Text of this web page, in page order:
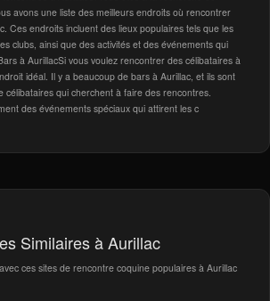
avons une liste des meilleurs endroits où rencontrer
Ces endroits incluent des lieux populaires tels que les
clubs, ainsi que des activités et des événements qui
à AurillacSi vous voulez rencontrer des célibataires à
idéal. Il y a beaucoup de bars à Aurillac, et ils sont
célibataires qui cherchent à faire des rencontres.
des événements spéciaux qui attirent les c
Similaires à Aurillac
ces sites de rencontre coquine populaires à Aurillac